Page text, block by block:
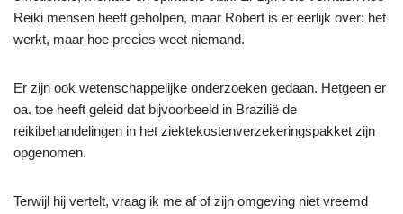
Reiki mensen heeft geholpen, maar Robert is er eerlijk over: het
werkt, maar hoe precies weet niemand.
Er zijn ook wetenschappelijke onderzoeken gedaan. Hetgeen er
oa. toe heeft geleid dat bijvoorbeeld in Brazilië de
reikibehandelingen in het ziektekostenverzekeringspakket zijn
opgenomen.
Terwijl hij vertelt, vraag ik me af of zijn omgeving niet vreemd